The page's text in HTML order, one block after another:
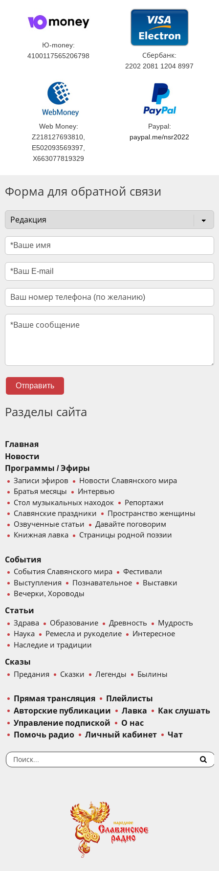
Ю-money:
4100117565206798
Сбербанк:
2202 2081 1204 8997
Web Money:
Z218127693810,
E502093569397,
X663077819329
Paypal:
paypal.me/nsr2022
Форма для обратной связи
Отправить
Разделы сайта
Главная
Новости
Программы / Эфиры
Записи эфиров
Новости Славянского мира
Братья месяцы
Интервью
Стол музыкальных находок
Репортажи
Славянские праздники
Пространство женщины
Озвученные статьи
Давайте поговорим
Книжная лавка
Страницы родной поэзии
События
События Славянского мира
Фестивали
Выступления
Познавательное
Выставки
Вечерки, Хороводы
Статьи
Здрава Образование Древность
Мудрость
Наука
Ремесла и рукоделие
Интересное
Наследие и традиции
Сказы
Предания Сказки Легенды Былины
Прямая трансляция
Плейлисты
Авторские публикации
Лавка
Как слушать
Управление подпиской
О нас
Помочь радио
Личный кабинет Чат